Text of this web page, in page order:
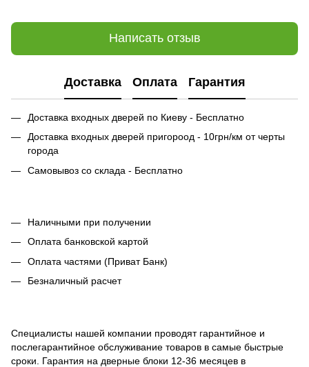
Написать отзыв
Доставка Оплата Гарантия
Доставка входных дверей по Киеву - Бесплатно
Доставка входных дверей пригороод - 10грн/км от черты
города
Самовывоз со склада - Бесплатно
Наличными при получении
Оплата банковской картой
Оплата частями (Приват Банк)
Безналичный расчет
Специалисты нашей компании проводят гарантийное и
послегарантийное обслуживание товаров в самые быстрые
сроки. Гарантия на дверные блоки 12-36 месяцев в